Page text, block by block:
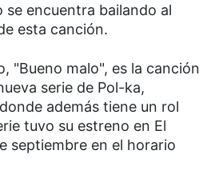
se encuentra bailando al
esta canción.
"Bueno malo", es la canción
serie de Pol-ka,
además tiene un rol
tuvo su estreno en El
septiembre en el horario